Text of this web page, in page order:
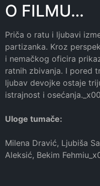
O FILMU…
Priča o ratu i ljubavi
partizanka. Kroz
i nemačkog oficira
ratnih zbivanja. I pored
ljubav devojke ostaje
istrajnost i
Uloge tumače:
Milena Dravić, Ljubiša
Aleksić, Bekim